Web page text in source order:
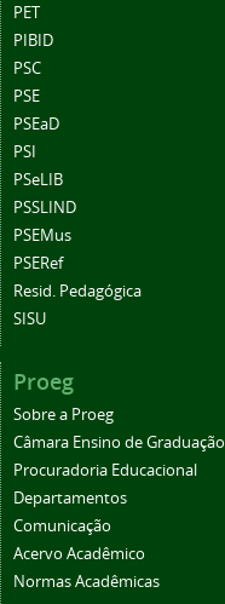
PET
PIBID
PSC
PSE
PSEaD
PSI
PSeLIB
PSSLIND
PSEMus
PSERef
Resid. Pedagógica
SISU
Proeg
Sobre a Proeg
Câmara Ensino de Graduação
Procuradoria Educacional
Departamentos
Comunicação
Acervo Acadêmico
Normas Acadêmicas